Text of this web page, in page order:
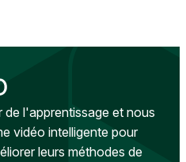
l'apprentissage et nous
vidéo intelligente pour
leurs méthodes de